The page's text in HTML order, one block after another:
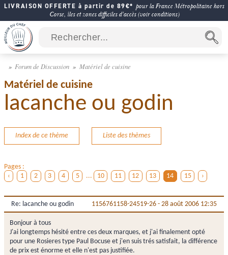
LIVRAISON OFFERTE à partir de 89€* pour la France Métropolitaine hors
Corse, îles et zones difficiles d'accès (voir conditions)
Forum de Discussion Matériel de cuisine
Matériel de cuisine
lacanche ou godin
Index de ce thème Liste des thèmes
Pages :
‹
1 2 3 4 5 ... 10 11 12 13 14 15 ›
Re: lacanche ou godin 1156761158-24519-26 - 28 août 2006 12:35
Bonjour à tous
J'ai longtemps hésité entre ces deux marques, et j'ai finalement opté
pour une Rosieres type Paul Bocuse et j'en suis trés satisfait, la différence
de prix est énorme et elle n'est pas justifiée.